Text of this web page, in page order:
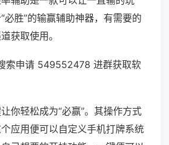
必胜”的输赢辅助神器，有需要的
获取使用。
索申请 549552478 进群获取软
你轻松成为“必赢”。其操作方式
应用便可以自定义手机打牌系统